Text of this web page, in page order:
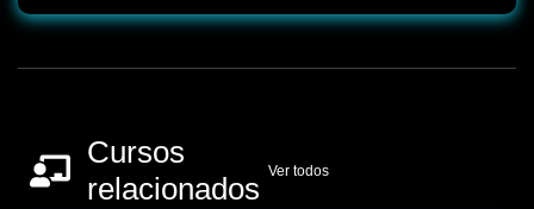
Cursos
relacionados Ver todos